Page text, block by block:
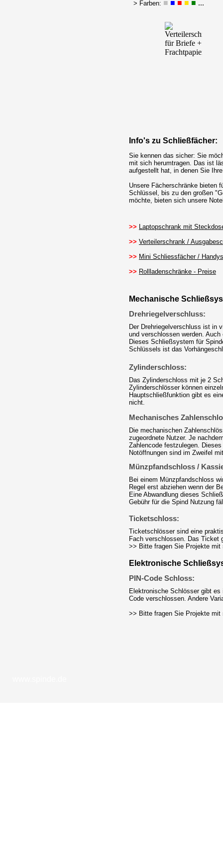
> Farben: ■ ■ ■ ■ ■ ...
Info's zu Schließfächer:
Sie kennen das sicher: Sie
mit sich herumtragen. Das ist
aufgestellt hat, in denen Sie
Unsere Fächerschränke bieten
Schlüssel, bis zu den großen
möchte, bieten sich unsere
>> Laptopschrank mit
>> Verteilerschrank /
>> Mini Schliessfächer /
>> Rollladenschränke - Preise
Mechanische
Drehriegelverschluss:
Der Drehriegelverschluss ist in
und verschlossen werden.
Dieses Schließsystem für
Schlüssels ist das
Zylinderschloss:
Das Zylinderschloss mit je 2
Zylinderschlösser können
Hauptschließfunktion gibt es
nicht.
Mechanisches
Die mechanischen
zugeordnete Nutzer. Je
Zahlencode festzulegen.
Notöffnungen sind im Zweifel
Münzpfandschloss /
Bei einem Münzpfandschloss
Regel erst abziehen wenn der
Eine Abwandlung dieses
Gebühr für die Spind Nutzung
Ticketschloss:
Ticketschlösser sind eine
Fach verschlossen. Das Ticket
>> Bitte fragen Sie Projekte mit
Elektronische
PIN-Code Schloss:
Elektronische Schlösser gibt
Code verschlossen. Andere
>> Bitte fragen Sie Projekte mit